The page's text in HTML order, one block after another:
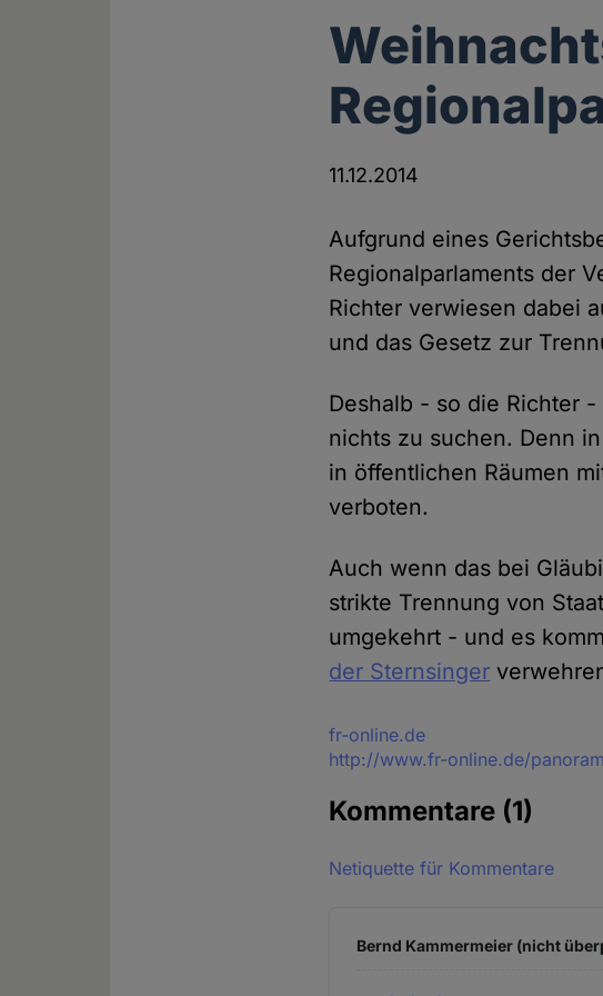
11.12.2014
Aufgrund eines
Regionalparlaments der
Richter verwiesen dabei
und das Gesetz zur
Deshalb - so die Richter
nichts zu suchen. Denn
in öffentlichen Räumen
verboten.
Auch wenn das bei
strikte Trennung von
umgekehrt - und es
der Sternsinger
Quelle
fr-online.de
http://www.fr-online.de/
Kommentare (1)
Netiquette für Kommentare
Bernd Kammermeier (nicht